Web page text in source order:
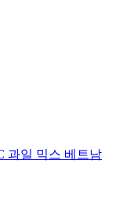
과일 믹스 베트남